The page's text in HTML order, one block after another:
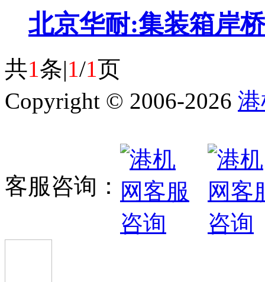
北京华耐:集装箱岸桥
共1条|1/1页
Copyright © 2006-2026
客服咨询：